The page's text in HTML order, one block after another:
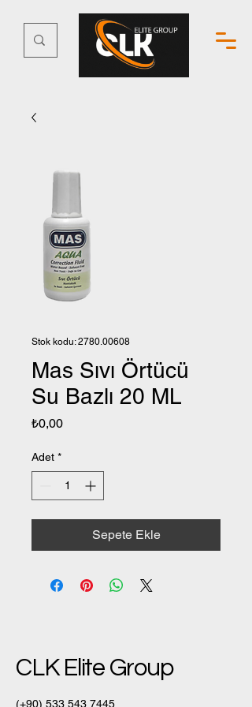
Stok kodu: 2780.00608
Mas Sıvı Örtücü
Su Bazlı 20 ML
₺0,00Fiyat
Adet *
Sepete Ekle
CLK Elite Group
(+90) 533 543 7445